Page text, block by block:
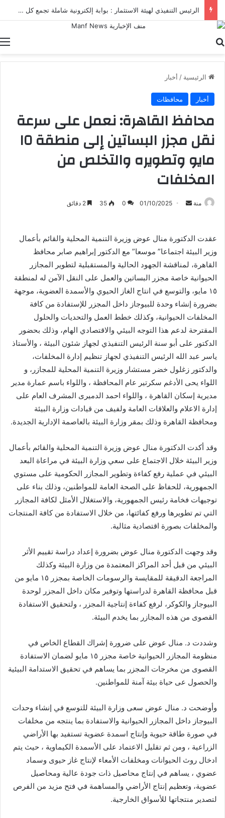
الرئيس التنفيذي لهيئة الاستثمار : بوابة إلكترونية شاملة تجمع كل خدمات الهيئة ومنصاتها الرقمية في مكان واحد
الرئيسية / أخبار
أخبار محافظات
محافظ القاهرة: نعمل على سرعة
نقل مجزر البساتين إلى منطقة ١٥
مايو وتطويره والتخلص من
المخلفات
منة
أرسل 01/10/2025
0
35
عقدت الدكتورة منال عوض وزيرة التنمية المحلية والقائم بأعمال
وزير البيئة اجتماعا” موسعا” مع الدكتور إبراهيم صابر محافظ
القاهرة، لمناقشة الجهود الحالية والمستقبلية لتطوير المجازر
الحيوانية خاصة مجزر البساتين والعمل على النقل الآمن له لمنطقة
١٥ مايو، والتوسع في انتاج الغاز الحيوي والأسمدة العضوية، موجهة
بضرورة إنشاء وحدة للبيوجاز داخل المجزر للإستفادة من كافة
المخلفات الحيوانية، وكذلك خطط العمل والتحديات والحلول
المقترحة لدعم هذا التوجه البيئي والاقتصادي الهام، وذلك بحضور
الدكتور على أبو سنة الرئيس التنفيذي لجهاز شئون البيئة ، والأستاذ
ياسر عبد الله الرئيس التنفيذي لجهاز تنظيم إدارة المخلفات،
والدكتور زغلول خضر مستشار وزيرة التنمية المحلية للمجازر، و
اللواء يحى الأدغم سكرتير عام المحافظة ، واللواء باسم عمارة مدير
مديرية إسكان القاهرة ، واللواء احمد الدميرى المشرف العام على
إدارة الاعلام والعلاقات العامة ولفيف من قيادات وزارة البيئة
ومحافظة القاهرة وذلك بمقر وزارة البيئة بالعاصمة الإدارية الجديدة.
وقد أكدت الدكتورة منال عوض وزيرة التنمية المحلية والقائم بأعمال
وزير البيئة خلال الاجتماع على سعي وزارة البيئة في مراعاة البعد
البيئي في عملية رفع كفاءة وتطوير المجازر الحكومية على مستوي
الجمهورية، للحفاظ على الصحة العامة للمواطنين، وذلك بناء على
توجيهات فخامة رئيس الجمهورية، والاستغلال الأمثل لكافة المجازر
التي تم تطويرها ورفع كفائتها، من خلال الاستفادة من كافة المنتجات
والمخلفات بصورة اقتصادية مثالية.
وقد وجهت الدكتورة منال عوض بضرورة إعداد دراسة تقييم الأثر
البيئي من قبل أحد المراكز المعتمدة من وزارة البيئة وكذلك
المراجعة الدقيقة للمقايسة والرسومات الخاصة بمجزر ١٥ مايو من
قبل محافظة القاهرة لدراستها وتوفير مكان داخل المجزر لوحدة
البيوجاز والكوكر، لرفع كفاءة إنتاجية المجزر ، ولتحقيق الاستفادة
القصوى من هذه المجازر بما يخدم البيئة.
وشددت د. منال عوض على ضرورة إشراك القطاع الخاص في
منظومة المجازر الحيوانية خاصة مجزر ١٥ مايو لضمان الاستفادة
القصوى من مخرجات المجزر بما يساهم في تحقيق الاستدامة البيئية
والحصول عى حياة بيئة آمنة للمواطنين.
وأوضحت د. منال عوض سعى وزارة البيئة للتوسع في إنشاء وحدات
البيوجاز داخل المجازر الحيوانية والاستفادة بما ينتجه من مخلفات
في صورة طاقة حيوية وإنتاج اسمدة عضوية تستفيد بها الأراضي
الزراعية ، ومن ثم تقليل الاعتماد على الأسمدة الكيماوية ، حيث يتم
ادخال روث الحيوانات ومخلفات الأمعاء لإنتاج غاز حيوى وسماد
عضوي ، يساهم في إنتاج محاصيل ذات جودة عالية ومحاصيل
عضوية، وتعظيم إنتاج الأراضي والمساهمة في فتح مزيد من الفرص
لتصدير منتجاتها للأسواق الخارجية.